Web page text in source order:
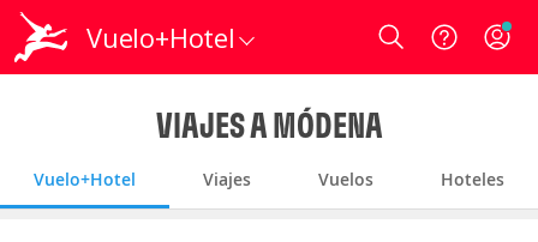
Vuelo+Hotel Login
VIAJES A MÓDENA
Vuelo+Hotel Viajes Vuelos Hoteles